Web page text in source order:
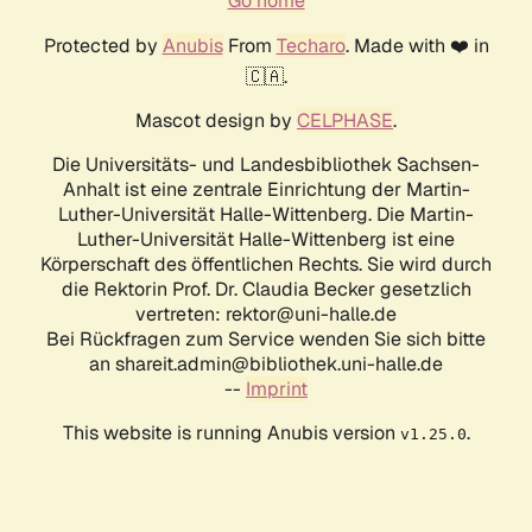
Protected by AnubisFrom Techaro. Made with ❤️ in
🇨🇦.
Mascot design by CELPHASE.
Die Universitäts- und Landesbibliothek Sachsen-
Anhalt ist eine zentrale Einrichtung der Martin-
Luther-Universität Halle-Wittenberg. Die Martin-
Luther-Universität Halle-Wittenberg ist eine
Körperschaft des öffentlichen Rechts. Sie wird durch
die Rektorin Prof. Dr. Claudia Becker gesetzlich
vertreten: rektor@uni-halle.de
Bei Rückfragen zum Service wenden Sie sich bitte
an shareit.admin@bibliothek.uni-halle.de
-- Imprint
This website is running Anubis version v1.25.0.